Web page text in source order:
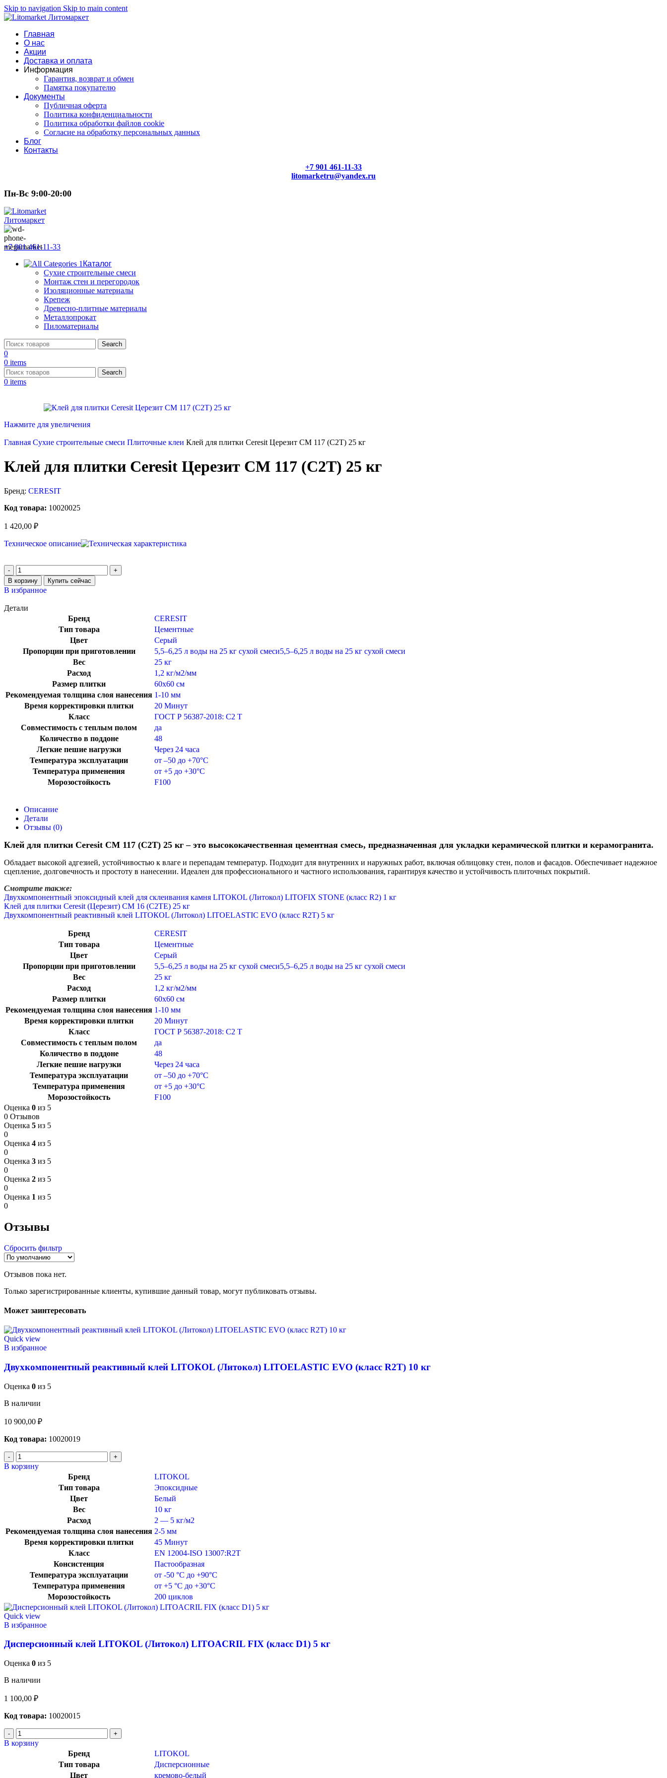
Skip to navigation Skip to main content
Главная
О нас
Акции
Доставка и оплата
Информация
Гарантия, возврат и обмен
Памятка покупателю
Документы
Публичная оферта
Политика конфиденциальности
Политика обработки файлов cookie
Согласие на обработку персональных данных
Блог
Контакты
+7 901 461-11-33
litomarketru@yandex.ru
Пн-Вс 9:00-20:00
+7 901 461-11-33
Каталог
Сухие строительные смеси
Монтаж стен и перегородок
Изоляционные материалы
Крепеж
Древесно-плитные материалы
Металлопрокат
Пиломатериалы
Search
0
0 items
Search
0 items
Нажмите для увеличения
Главная Сухие строительные смеси Плиточные клеи Клей для плитки Ceresit Церезит СМ 117 (C2T) 25 кг
Клей для плитки Ceresit Церезит СМ 117 (C2T) 25 кг
Бренд: CERESIT
Код товара: 10020025
1 420,00 ₽
Техническое описание
В корзину Купить сейчас
В избранное
Детали
Бренд
CERESIT
Тип товара
Цементные
Цвет
Серый
Пропорции при приготовлении
5,5–6,25 л воды на 25 кг сухой смеси5,5–6,25 л воды на 25 кг сухой смеси
Вес
25 кг
Расход
1,2 кг/м2/мм
Размер плитки
60х60 см
Рекомендуемая толщина слоя нанесения 1-10 мм
Время корректировки плитки
20 Минут
Класс
ГОСТ Р 56387-2018: C2 T
Совместимость с теплым полом
да
Количество в поддоне
48
Легкие пешие нагрузки
Через 24 часа
Температура эксплуатации
от –50 до +70°C
Температура применения
от +5 до +30°C
Морозостойкость
F100
Описание
Детали
Отзывы (0)
Клей для плитки Ceresit CM 117 (C2T) 25 кг – это высококачественная цементная смесь, предназначенная для укладки керамической плитки и керамогранита.
Обладает высокой адгезией, устойчивостью к влаге и перепадам температур. Подходит для внутренних и наружных работ, включая облицовку стен, полов и фасадов. Обеспечивает надежное
сцепление, долговечность и простоту в нанесении. Идеален для профессионального и частного использования, гарантируя качество и устойчивость плиточных покрытий.
Смотрите также:
Двухкомпонентный эпоксидный клей для склеивания камня LITOКOL (Литокол) LITOFIX STONE (класс R2) 1 кг
Клей для плитки Ceresit (Церезит) СМ 16 (C2TE) 25 кг
Двухкомпонентный реактивный клей LITOКOL (Литокол) LITOELASTIC EVO (класс R2T) 5 кг
Бренд
CERESIT
Тип товара
Цементные
Цвет
Серый
Пропорции при приготовлении
5,5–6,25 л воды на 25 кг сухой смеси5,5–6,25 л воды на 25 кг сухой смеси
Вес
25 кг
Расход
1,2 кг/м2/мм
Размер плитки
60х60 см
Рекомендуемая толщина слоя нанесения 1-10 мм
Время корректировки плитки
20 Минут
Класс
ГОСТ Р 56387-2018: C2 T
Совместимость с теплым полом
да
Количество в поддоне
48
Легкие пешие нагрузки
Через 24 часа
Температура эксплуатации
от –50 до +70°C
Температура применения
от +5 до +30°C
Морозостойкость
F100
Оценка 0 из 5
0 Отзывов
Оценка 5 из 5
0
Оценка 4 из 5
0
Оценка 3 из 5
0
Оценка 2 из 5
0
Оценка 1 из 5
0
Отзывы
Сбросить фильтр
Отзывов пока нет.
Только зарегистрированные клиенты, купившие данный товар, могут публиковать отзывы.
Может заинтересовать
Quick view
В избранное
Двухкомпонентный реактивный клей LITOКOL (Литокол) LITOELASTIC EVO (класс R2T) 10 кг
Оценка 0 из 5
В наличии
10 900,00 ₽
Код товара: 10020019
В корзину
Бренд
LITOKOL
Тип товара
Эпоксидные
Цвет
Белый
Вес
10 кг
Расход
2 — 5 кг/м2
Рекомендуемая толщина слоя нанесения 2-5 мм
Время корректировки плитки
45 Минут
Класс
EN 12004-ISO 13007:R2T
Консистенция
Пастообразная
Температура эксплуатации
от -50 °С до +90°C
Температура применения
от +5 °С до +30°C
Морозостойкость
200 циклов
Quick view
В избранное
Дисперсионный клей LITOКOL (Литокол) LITOACRIL FIX (класс D1) 5 кг
Оценка 0 из 5
В наличии
1 100,00 ₽
Код товара: 10020015
В корзину
Бренд
LITOKOL
Тип товара
Дисперсионные
Цвет
кремово-белый